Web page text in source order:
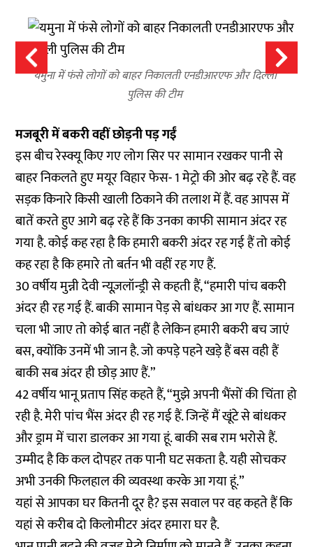
यमुना में फंसे लोगों को बाहर निकालती एनडीआरएफ और दिल्ली
पुलिस की टीम
मजबूरी में बकरी वहीं छोड़नी पड़ गईं
इस बीच रेस्क्यू किए गए लोग सिर पर सामान रखकर पानी से
बाहर निकलते हुए मयूर विहार फेस- 1 मेट्रो की ओर बढ़ रहे हैं. वह
सड़क किनारे किसी खाली ठिकाने की तलाश में हैं. वह आपस में
बातें करते हुए आगे बढ़ रहे हैं कि उनका काफी सामान अंदर रह
गया है. कोई कह रहा है कि हमारी बकरी अंदर रह गई हैं तो कोई
कह रहा है कि हमारे तो बर्तन भी वहीं रह गए हैं.
30 वर्षीय मुन्नी देवी न्यूज़लॉन्ड्री से कहती हैं, “हमारी पांच बकरी
अंदर ही रह गई हैं. बाकी सामान पेड़ से बांधकर आ गए हैं. सामान
चला भी जाए तो कोई बात नहीं है लेकिन हमारी बकरी बच जाएं
बस, क्योंकि उनमें भी जान है. जो कपड़े पहने खड़े हैं बस वही हैं
बाकी सब अंदर ही छोड़ आए हैं.”
42 वर्षीय भानू प्रताप सिंह कहते हैं, “मुझे अपनी भैंसों की चिंता हो
रही है. मेरी पांच भैंस अंदर ही रह गई हैं. जिन्हें मैं खूंटे से बांधकर
और ड्राम में चारा डालकर आ गया हूं. बाकी सब राम भरोसे हैं.
उम्मीद है कि कल दोपहर तक पानी घट सकता है. यही सोचकर
अभी उनकी फिलहाल की व्यवस्था करके आ गया हूं.”
यहां से आपका घर कितनी दूर है? इस सवाल पर वह कहते हैं कि
यहां से करीब दो किलोमीटर अंदर हमारा घर है.